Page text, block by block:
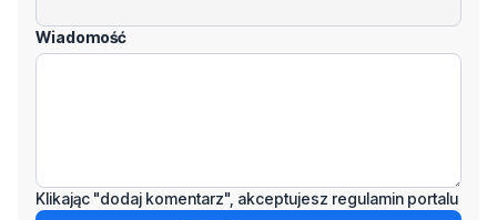
Wiadomość
Klikając "dodaj komentarz", akceptujesz regulamin portalu